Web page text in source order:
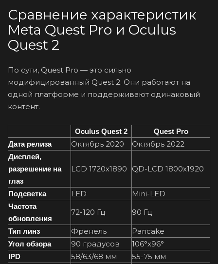
Сравнение характеристик
Meta Quest Pro и Oculus
Quest 2
По сути, Quest Pro — это сильно
модифицированный Quest 2. Они работают на
одной платформе и поддерживают одинаковый
контент.
Oculus Quest 2
Quest Pro
Дата релиза
Октябрь 2020 Октябрь 2022
Дисплей,
разрешение на
глаз
LCD 1720х1890 QD-LCD 1800х1920
Подсветка LED Mini-LED
Частота
обновления
72-120 Гц 90 Гц
Тип линз Френель Pancake
Угол обзора 90 градусов 106°х96°
IPD 58/63/68 мм 55-75 мм